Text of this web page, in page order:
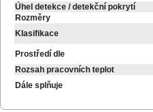
Úhel detekce / detekční pokrytí
Rozměry
Klasifikace
Prostředí dle
Rozsah pracovních teplot
Dále splňuje